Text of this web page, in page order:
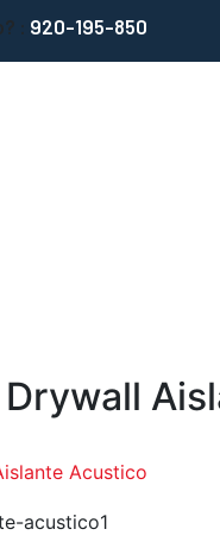
: 920-195-850
Acustico